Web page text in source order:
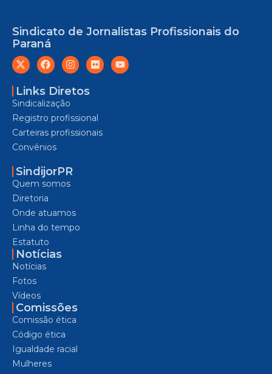
Sindicato de Jornalistas Profissionais do
Paraná
Links Diretos
Sindicalização
Registro profissional
Carteiras profissionais
Convênios
SindijorPR
Quem somos
Diretoria
Onde atuamos
Linha do tempo
Estatuto
Notícias
Notícias
Fotos
Vídeos
Comissões
Comissão ética
Código ética
Igualdade racial
Mulheres